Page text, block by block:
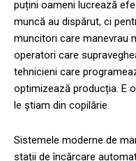
puțini oameni lucrează
muncă au dispărut, ci
muncitori care manevrau
operatori care
tehnicieni care
optimizează producția. E
le știam din copilărie.
Sistemele moderne de
stații de încărcare